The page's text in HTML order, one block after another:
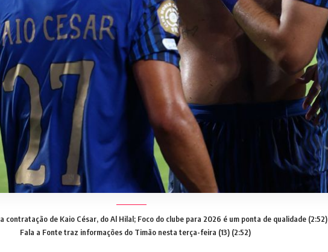
contratação de Kaio César, do Al Hilal; Foco do clube para 2026 é um ponta de qualidade (2:52)
Fala a Fonte traz informações do Timão nesta terça-feira (13) (2:52)